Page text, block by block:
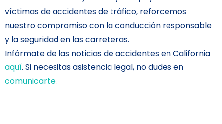
víctimas de accidentes de tráfico, reforcemos
nuestro compromiso con la conducción responsable
y la seguridad en las carreteras.
Infórmate de las noticias de accidentes en California
aquí. Si necesitas asistencia legal, no dudes en
comunicarte.